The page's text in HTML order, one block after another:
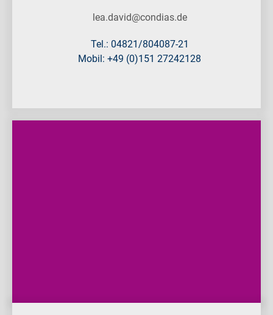
lea.david@condias.de
Tel.: 04821/804087-21
Mobil: +49 (0)151 27242128